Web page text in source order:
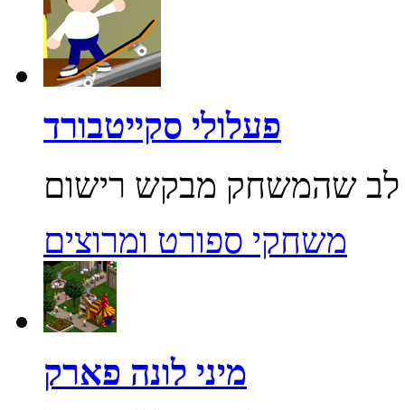
פעלולי סקייטבורד
משחקי ספורט ומרוצים
מיני לונה פארק